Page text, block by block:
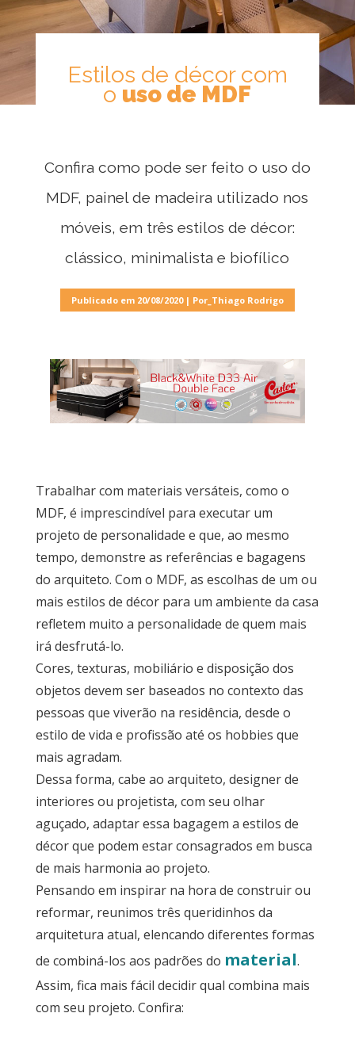
Escritório
Quarto
Sala
dentro
Móvel
Novidades
Móveis
Sobre
Contato
Estilos de décor com
o uso de MDF
Confira como pode ser feito o uso do
MDF, painel de madeira utilizado nos
móveis, em três estilos de décor:
clássico, minimalista e biofílico
Publicado em 20/08/2020 | Por_Thiago Rodrigo
Trabalhar com materiais versáteis, como o
MDF, é imprescindível para executar um
projeto de personalidade e que, ao mesmo
tempo, demonstre as referências e bagagens
do arquiteto. Com o MDF, as escolhas de um ou
mais estilos de décor para um ambiente da casa
refletem muito a personalidade de quem mais
irá desfrutá-lo.
Cores, texturas, mobiliário e disposição dos
objetos devem ser baseados no contexto das
pessoas que viverão na residência, desde o
estilo de vida e profissão até os hobbies que
mais agradam.
Dessa forma, cabe ao arquiteto, designer de
interiores ou projetista, com seu olhar
aguçado, adaptar essa bagagem a estilos de
décor que podem estar consagrados em busca
de mais harmonia ao projeto.
Pensando em inspirar na hora de construir ou
reformar, reunimos três queridinhos da
arquitetura atual, elencando diferentes formas
de combiná-los aos padrões do material.
Assim, fica mais fácil decidir qual combina mais
com seu projeto. Confira: